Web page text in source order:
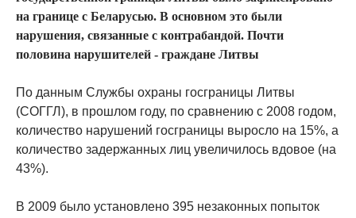
на границе с Беларусью. В основном это были
нарушения, связанные с контрабандой. Почти
половина нарушителей - граждане Литвы
По данным Службы охраны госграницы Литвы
(СОГГЛ), в прошлом году, по сравнению с 2008 годом,
количество нарушений госграницы выросло на 15%, а
количество задержанных лиц увеличилось вдовое (на
43%).
В 2009 было установлено 395 незаконных попыток